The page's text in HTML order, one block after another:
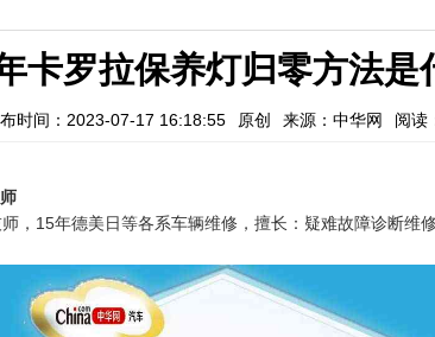
卡罗拉保养灯归零方法是
时间：2023-07-17 16:18:55 原创 来源：中华网 阅读